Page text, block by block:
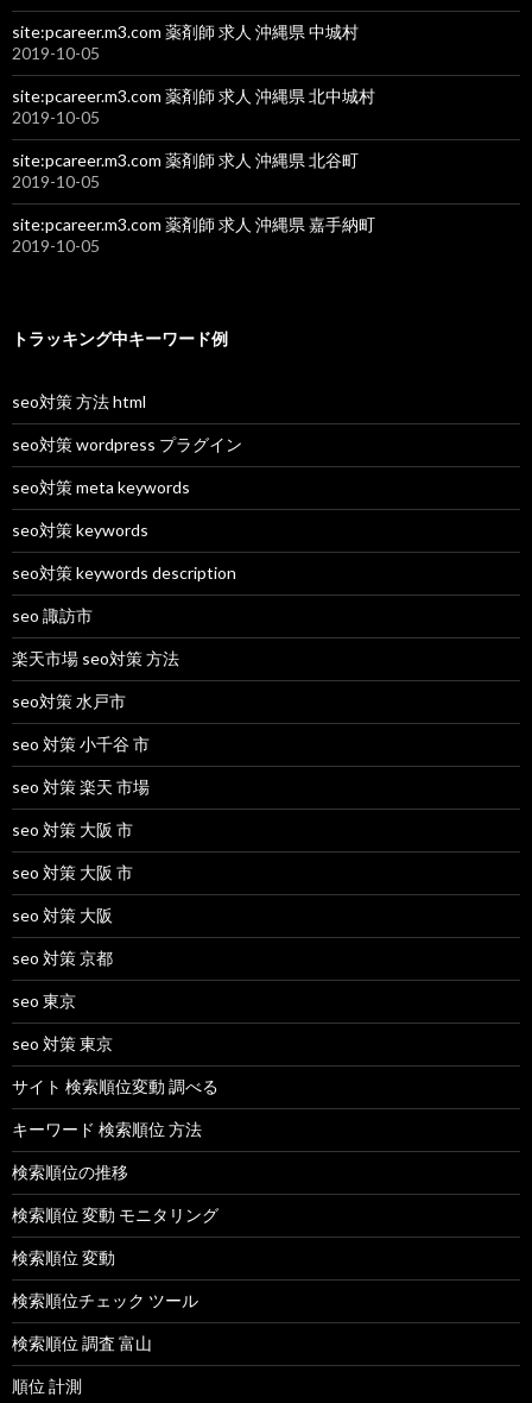
site:pcareer.m3.com 薬剤師 求人 沖縄県 中城村
2019-10-05
site:pcareer.m3.com 薬剤師 求人 沖縄県 北中城村
2019-10-05
site:pcareer.m3.com 薬剤師 求人 沖縄県 北谷町
2019-10-05
site:pcareer.m3.com 薬剤師 求人 沖縄県 嘉手納町
2019-10-05
トラッキング中キーワード例
seo対策 方法 html
seo対策 wordpress プラグイン
seo対策 meta keywords
seo対策 keywords
seo対策 keywords description
seo 諏訪市
楽天市場 seo対策 方法
seo対策 水戸市
seo 対策 小千谷 市
seo 対策 楽天 市場
seo 対策 大阪 市
seo 対策 大阪 市
seo 対策 大阪
seo 対策 京都
seo 東京
seo 対策 東京
サイト 検索順位変動 調べる
キーワード 検索順位 方法
検索順位の推移
検索順位 変動 モニタリング
検索順位 変動
検索順位チェック ツール
検索順位 調査 富山
順位 計測